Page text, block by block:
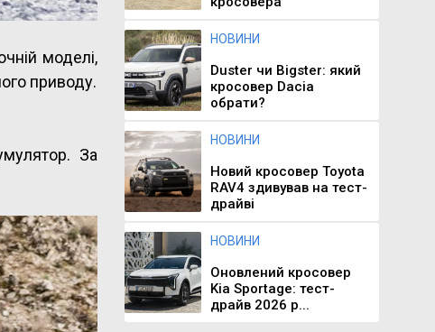
моделі,
приводу.
За
НОВИНИ
Duster чи Bigster: який
кросовер Dacia
обрати?
НОВИНИ
Новий кросовер Toyota
RAV4 здивував на тест-
драйві
НОВИНИ
Оновлений кросовер
Kia Sportage: тест-
драйв 2026 р...